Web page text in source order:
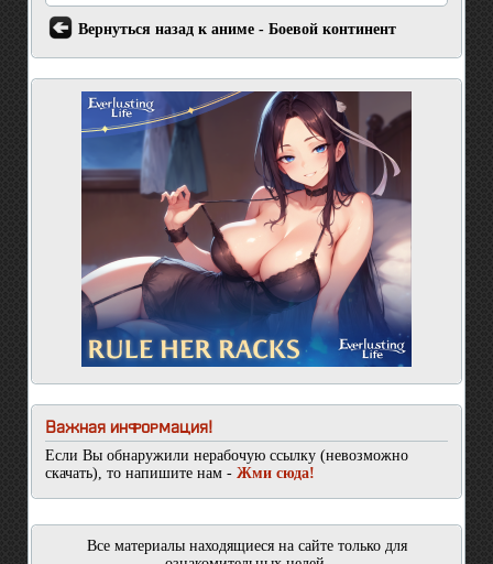
Вернуться назад к аниме - Боевой континент
Важная информация!
Если Вы обнаружили нерабочую ссылку (невозможно
скачать), то напишите нам - Жми сюда!
Все материалы находящиеся на сайте только для